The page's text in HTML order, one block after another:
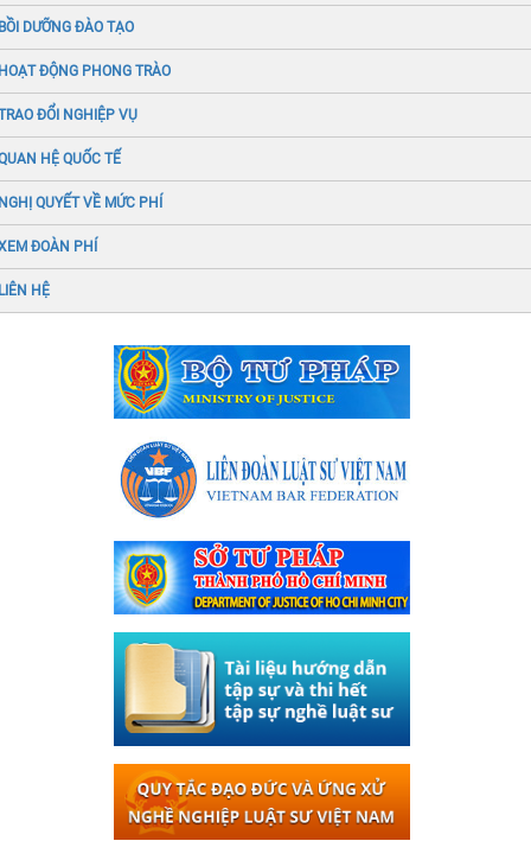
DƯỠNG ĐÀO TẠO
ĐỘNG PHONG TRÀO
ĐỔI NGHIỆP VỤ
HỆ QUỐC TẾ
QUYẾT VỀ MỨC PHÍ
ĐOÀN PHÍ
HỆ